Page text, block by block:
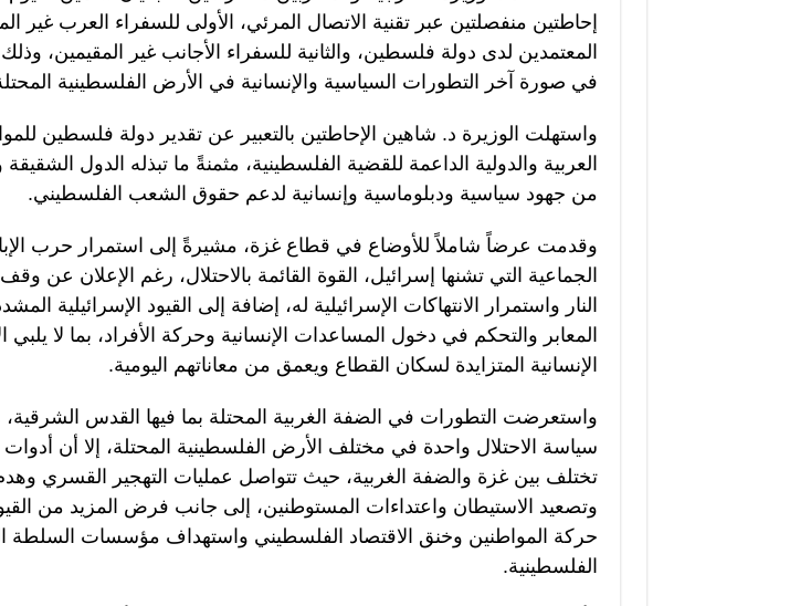
إحاطتين منفصلتين عبر تقنية الاتصال المرئي، الأولى للسفراء العرب غير
المعتمدين لدى دولة فلسطين، والثانية للسفراء الأجانب غير المقيمين،
في صورة آخر التطورات السياسية والإنسانية في الأرض الفلسطينية
واستهلت الوزيرة د. شاهين الإحاطتين بالتعبير عن تقدير دولة فلسطين
العربية والدولية الداعمة للقضية الفلسطينية، مثمنةً ما تبذله الدول
من جهود سياسية ودبلوماسية وإنسانية لدعم حقوق الشعب الفلسطيني.
وقدمت عرضاً شاملاً للأوضاع في قطاع غزة، مشيرةً إلى استمرار حرب
الجماعية التي تشنها إسرائيل، القوة القائمة بالاحتلال، رغم الإعلان عن
النار واستمرار الانتهاكات الإسرائيلية له، إضافة إلى القيود الإسرائيلية
المعابر والتحكم في دخول المساعدات الإنسانية وحركة الأفراد، بما لا يلبي
الإنسانية المتزايدة لسكان القطاع ويعمق من معاناتهم اليومية.
واستعرضت التطورات في الضفة الغربية المحتلة بما فيها القدس
سياسة الاحتلال واحدة في مختلف الأرض الفلسطينية المحتلة، إلا أن أدوات
تختلف بين غزة والضفة الغربية، حيث تتواصل عمليات التهجير القسري
وتصعيد الاستيطان واعتداءات المستوطنين، إلى جانب فرض المزيد من
حركة المواطنين وخنق الاقتصاد الفلسطيني واستهداف مؤسسات السلطة
الفلسطينية.